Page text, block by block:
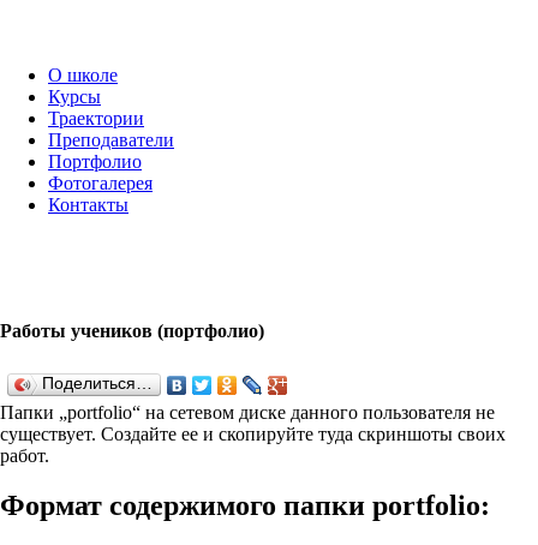
О школе
Курсы
Траектории
Преподаватели
Портфолио
Фотогалерея
Контакты
Работы учеников (портфолио)
Поделиться…
Папки „port­fo­lio“ на сетевом диске данного пользователя не
существует. Создайте ее и скопируйте туда скриншоты своих
работ.
Формат содержимого папки port­fo­lio: